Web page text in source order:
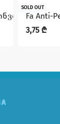
SOLD OUT
Fa Anti-
3,75 ₾